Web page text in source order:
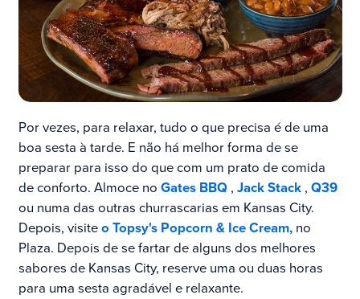
Por vezes, para relaxar, tudo o que precisa é de uma
boa sesta à tarde. E não há melhor forma de se
preparar para isso do que com um prato de comida
de conforto. Almoce no Gates BBQ, Jack Stack, Q39
ou numa das outras churrascarias em Kansas City.
Depois, visiteo Topsy's Popcorn & Ice Cream,no
Plaza. Depois de se fartar de alguns dos melhores
sabores de Kansas City, reserve uma ou duas horas
para uma sesta agradável e relaxante.